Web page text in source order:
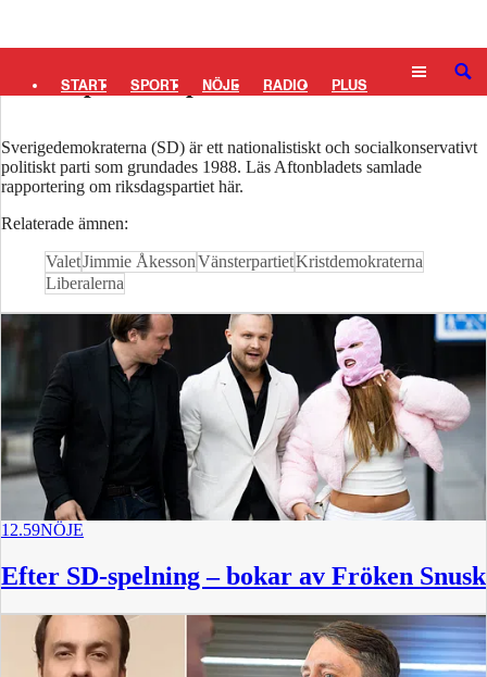
START SPORT NÖJE RADIO PLUS SÖK
Sverigedemokraterna (SD) – alla nyheter
om det politiska partiet
Sverigedemokraterna (SD) är ett nationalistiskt och socialkonservativt
politiskt parti som grundades 1988. Läs Aftonbladets samlade
rapportering om riksdagspartiet här.
Relaterade ämnen:
ValetJimmie ÅkessonVänsterpartietKristdemokraterna
Liberalerna
12.59NÖJE
Efter SD-spelning – bokar av Fröken Snusk